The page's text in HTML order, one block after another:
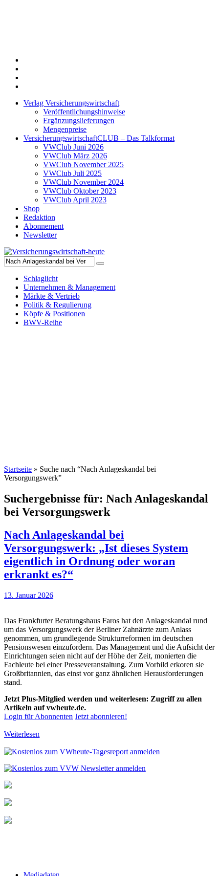
Verlag Versicherungswirtschaft
Veröffentlichungshinweise
Ergänzungslieferungen
Mengenpreise
VersicherungswirtschaftCLUB – Das Talkformat
VWClub Juni 2026
VWClub März 2026
VWClub November 2025
VWClub Juli 2025
VWClub November 2024
VWClub Oktober 2023
VWClub April 2023
Shop
Redaktion
Abonnement
Newsletter
Versicherungswirtschaft-heute
Suche
nach:
Schlaglicht
Unternehmen & Management
Märkte & Vertrieb
Politik & Regulierung
Köpfe & Positionen
BWV-Reihe
Startseite » Suche nach “Nach Anlageskandal bei
Versorgungswerk”
Suchergebnisse für: Nach Anlageskandal
bei Versorgungswerk
Nach Anlageskandal bei
Versorgungswerk: „Ist dieses System
eigentlich in Ordnung oder woran
erkrankt es?“
13. Januar 2026
Das Frankfurter Beratungshaus Faros hat den Anlageskandal rund
um das Versorgungswerk der Berliner Zahnärzte zum Anlass
genommen, um grundlegende Strukturreformen im deutschen
Pensionswesen einzufordern. Das Management und die Aufsicht der
Einrichtungen seien nicht auf der Höhe der Zeit, monierten die
Fachleute bei einer Presseveranstaltung. Zum Vorbild erkoren sie
Großbritannien, das einst vor ganz ähnlichen Herausforderungen
stand.
Jetzt Plus-Mitglied werden und weiterlesen: Zugriff zu allen
Artikeln auf vwheute.de.
Login für Abonnenten Jetzt abonnieren!
Weiterlesen